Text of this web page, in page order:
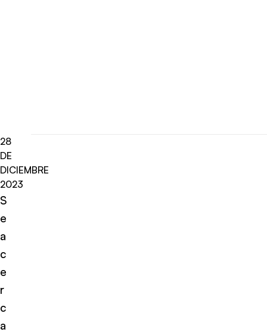
28
DE
DICIEMBRE
2023
S
e
a
c
e
r
c
a